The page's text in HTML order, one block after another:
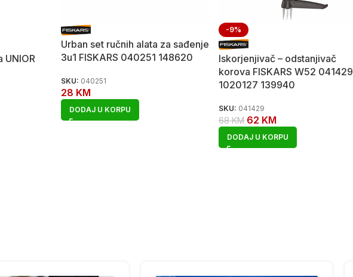
UNIOR
Urban set ručnih alata za sađenje
3u1 FISKARS 040251 148620
SKU: 040251
28 KM
DODAJ U KORPU
-9%
Iskorjenjivač – odstanjivač
korova FISKARS W52 041429
1020127 139940
SKU: 041429
68KM 62 KM
DODAJ U KORPU